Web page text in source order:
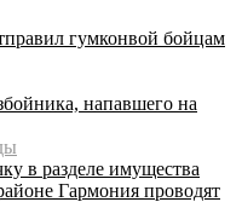
гумконвой бойцам
напавшего на
в разделе имущества
Гармония проводят